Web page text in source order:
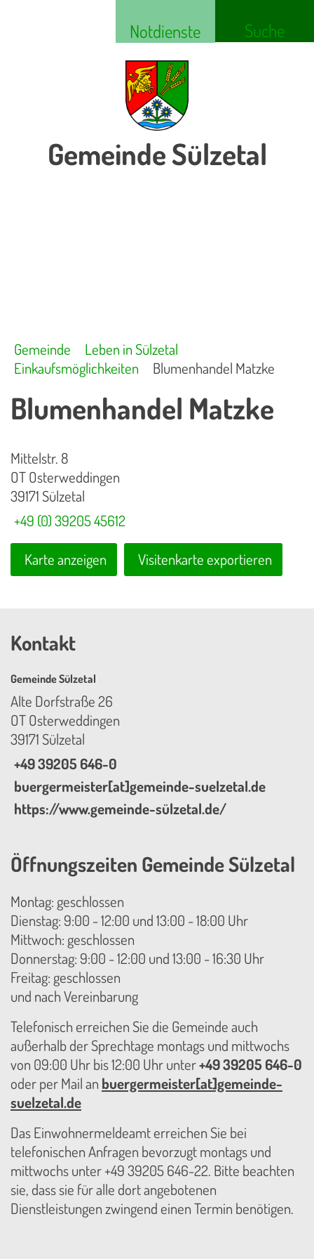
Notdienste Suche
Gemeinde Sülzetal
Gemeinde
Leben in Sülzetal
Einkaufsmöglichkeiten
Blumenhandel Matzke
Blumenhandel Matzke
Mittelstr. 8
OT Osterweddingen
39171 Sülzetal
+49 (0) 39205 45612
Karte anzeigen Visitenkarte exportieren
Kontakt
Gemeinde Sülzetal
Alte Dorfstraße 26
OT Osterweddingen
39171 Sülzetal
+49 39205 646-0
buergermeister[at]gemeinde-suelzetal.de
https://www.gemeinde-sülzetal.de/
Öffnungszeiten Gemeinde Sülzetal
Montag: geschlossen
Dienstag: 9:00 - 12:00 und 13:00 - 18:00 Uhr
Mittwoch: geschlossen
Donnerstag: 9:00 - 12:00 und 13:00 - 16:30 Uhr
Freitag: geschlossen
und nach Vereinbarung
Telefonisch erreichen Sie die Gemeinde auch
außerhalb der Sprechtage montags und mittwochs
von 09:00 Uhr bis 12:00 Uhr unter+49 39205 646-0
oder per Mail an buergermeister[at]gemeinde-
suelzetal.de
Das Einwohnermeldeamt erreichen Sie bei
telefonischen Anfragen bevorzugt montags und
mittwochs unter +49 39205 646-22. Bitte beachten
sie, dass sie für alle dort angebotenen
Dienstleistungen zwingend einen Termin benötigen.